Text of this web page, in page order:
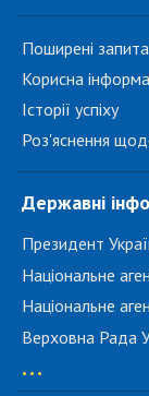
Поширені
Корисна
Історії успіху
Роз'яснення
Державні
Президент
Національне
Національне
Верховна Рада
...